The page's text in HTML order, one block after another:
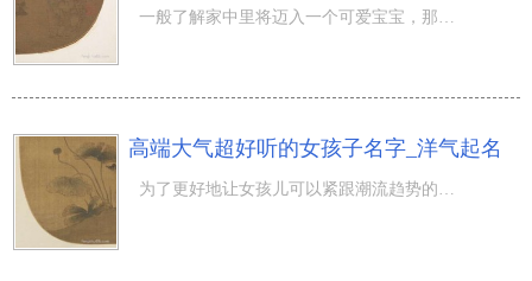
一般了解家中里将迈入一个可爱宝宝，那麼也就是爸爸妈妈刚开始为宝宝起名而苦恼的情况下了，尤其是见到一些
高端大气超好听的女孩子名字_洋气起名
为了更好地让女孩儿可以紧跟潮流趋势的步伐，许多 爸爸妈妈都是会挑选给女孩起一个高端大气好听名字。那样